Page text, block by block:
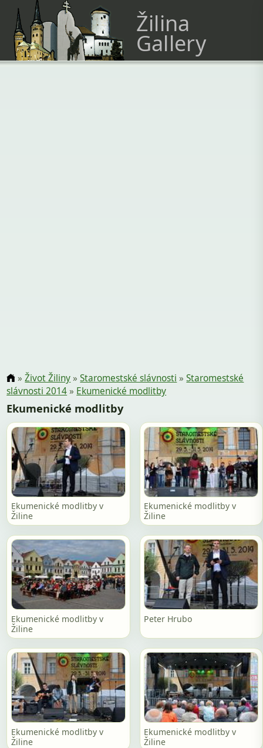
Žilina
Gallery
»Život Žiliny»Staromestské slávnosti »Staromestské
slávnosti 2014» Ekumenické modlitby
Ekumenické modlitby
Ekumenické modlitby v
Žiline
Ekumenické modlitby v
Žiline
Ekumenické modlitby v
Žiline
Peter Hrubo
Ekumenické modlitby v
Žiline
Ekumenické modlitby v
Žiline